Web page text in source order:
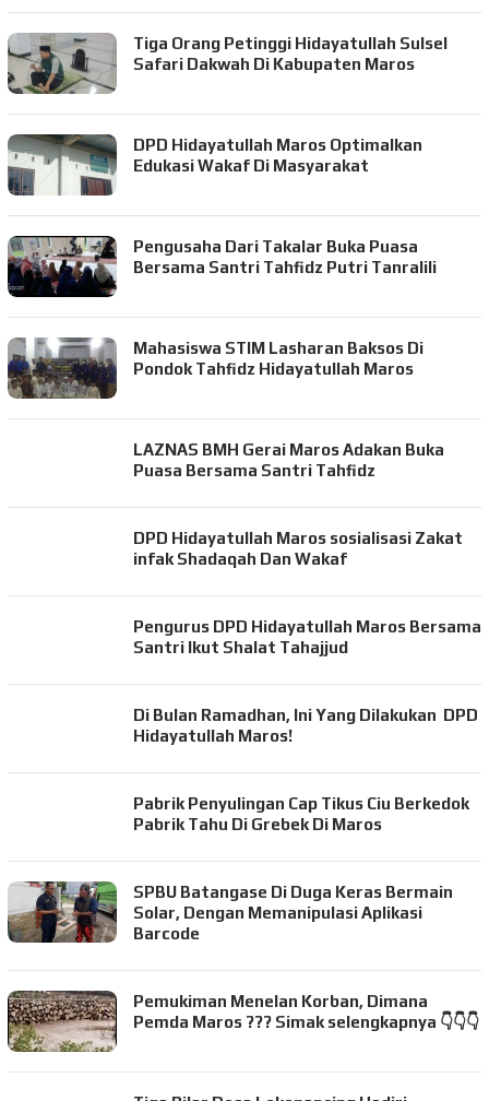
Tiga Orang Petinggi Hidayatullah Sulsel
Safari Dakwah Di Kabupaten Maros
DPD Hidayatullah Maros Optimalkan
Edukasi Wakaf Di Masyarakat
Pengusaha Dari Takalar Buka Puasa
Bersama Santri Tahfidz Putri Tanralili
Mahasiswa STIM Lasharan Baksos Di
Pondok Tahfidz Hidayatullah Maros
LAZNAS BMH Gerai Maros Adakan Buka
Puasa Bersama Santri Tahfidz
DPD Hidayatullah Maros sosialisasi Zakat
infak Shadaqah Dan Wakaf
Pengurus DPD Hidayatullah Maros Bersama
Santri Ikut Shalat Tahajjud
Di Bulan Ramadhan, Ini Yang Dilakukan DPD
Hidayatullah Maros!
Pabrik Penyulingan Cap Tikus Ciu Berkedok
Pabrik Tahu Di Grebek Di Maros
SPBU Batangase Di Duga Keras Bermain
Solar, Dengan Memanipulasi Aplikasi
Barcode
Pemukiman Menelan Korban, Dimana
Pemda Maros ??? Simak selengkapnya 👇👇👇